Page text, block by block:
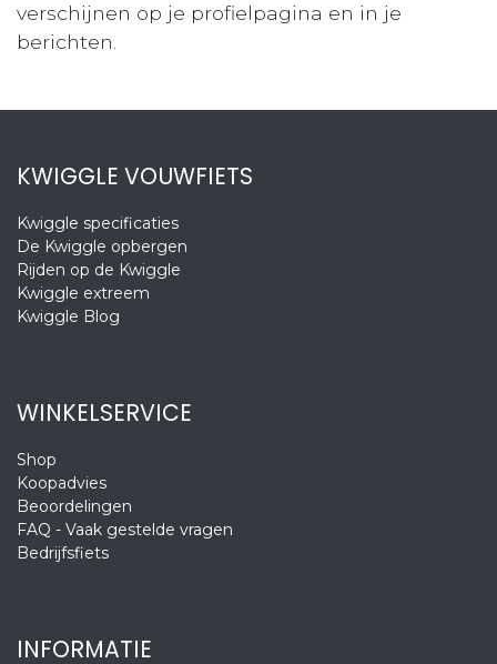
verschijnen op je profielpagina en in je
berichten.
KWIGGLE VOUWFIETS
Kwiggle specificaties
De Kwiggle opbergen
Rijden op de Kwiggle
Kwiggle extreem
Kwiggle Blog
WINKELSERVICE
Shop
Koopadvies
Beoordelingen
FAQ - Vaak gestelde vragen
Bedrijfsfiets
INFORMATIE